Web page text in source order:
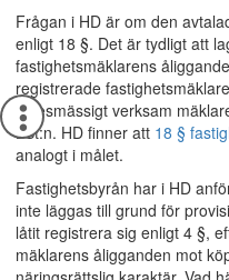
Frågan i HD är om den
enligt 18 §. Det är tydligt att
fastighetsmäklarens
registrerade
yrkesmässigt verksam
LSt:n. HD finner att 18 §
analogt i målet.
Fastighetsbyrån har i HD
inte läggas till grund för
låtit registrera sig enligt 4 §,
mäklarens åligganden mot